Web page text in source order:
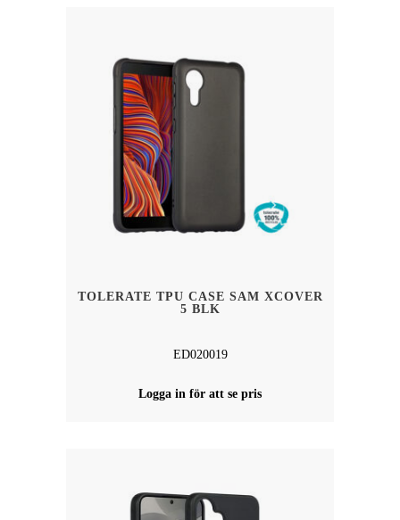
TOLERATE TPU CASE SAM XCOVER
5 BLK
ED020019
Logga in för att se pris